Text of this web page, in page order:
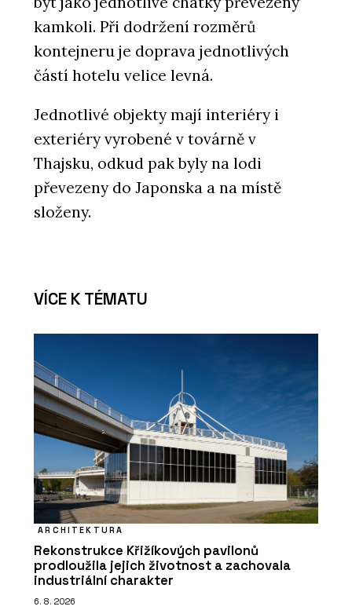
kamkoli. Při dodržení rozměrů
kontejneru je doprava jednotlivých
částí hotelu velice levná.
Jednotlivé objekty mají interiéry i
exteriéry vyrobené v továrně v
Thajsku, odkud pak byly na lodi
převezeny do Japonska a na místě
složeny.
VÍCE K TÉMATU
ARCHITEKTURA
Rekonstrukce Křižíkových pavilonů
prodloužila jejich životnost a zachovala
industriální charakter
6. 8. 2026